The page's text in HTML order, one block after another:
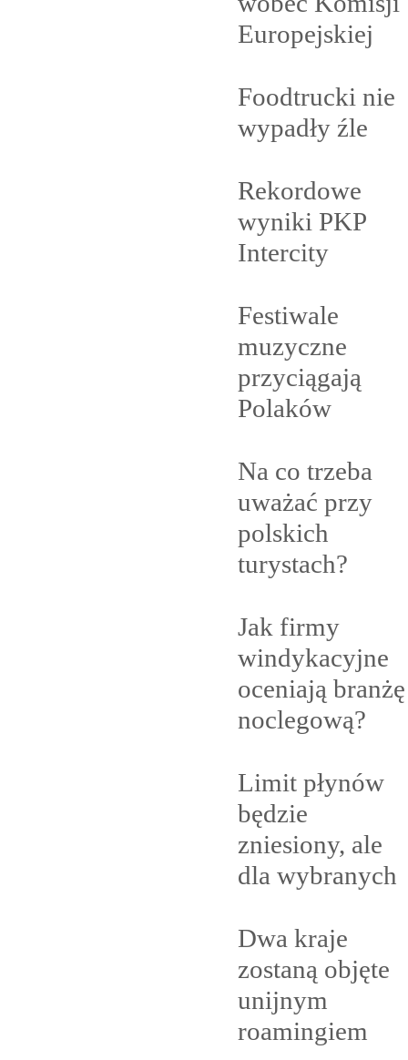
Europejskiej
Foodtrucki nie
wypadły źle
Rekordowe
wyniki PKP
Intercity
Festiwale
muzyczne
przyciągają
Polaków
Na co trzeba
uważać przy
polskich
turystach?
Jak firmy
windykacyjne
oceniają branżę
noclegową?
Limit płynów
będzie
zniesiony, ale
dla wybranych
Dwa kraje
zostaną objęte
unijnym
roamingiem